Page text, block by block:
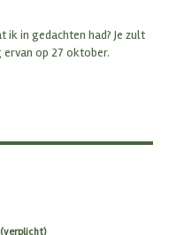
ik in gedachten had? Je zult
op 27 oktober.